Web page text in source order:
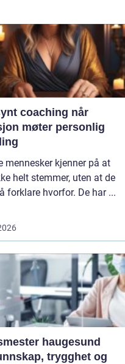
coaching når
møter personlig
mennesker kjenner på at
helt stemmer, uten at de
forklare hvorfor. De har ...
haugesund
trygghet og